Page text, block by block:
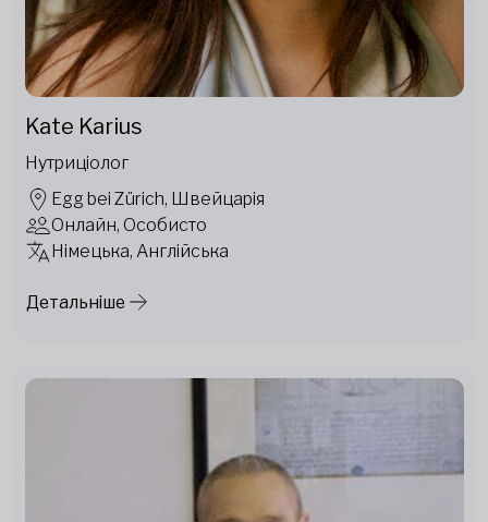
Kate Karius
Нутриціолог
Egg bei Zürich, Швейцарія
Онлайн, Особисто
Німецька, Англійська
Детальніше